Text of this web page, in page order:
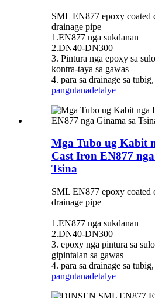
SML EN877 epoxy coated
drainage pipe
1.EN877 nga sukdanan
2.DN40-DN300
3. Pintura nga epoxy sa
kontra-taya sa gawas
4. para sa drainage sa
pangutanadetalye
Mga Tubo ug Kabit
Cast Iron EN877
Tsina
SML EN877 epoxy coated
drainage pipe
1.EN877 nga sukdanan
2.DN40-DN300
3. epoxy nga pintura sa
gipintalan sa gawas
4. para sa drainage sa
pangutanadetalye